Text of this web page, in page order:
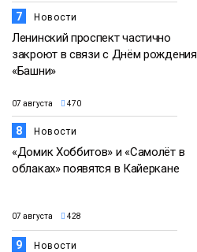
7 Новости
Ленинский проспект частично
закроют в связи с Днём рождения
«Башни»
07 августа 470
8 Новости
«Домик Хоббитов» и «Самолёт в
облаках» появятся в Кайеркане
07 августа 428
9 Новости